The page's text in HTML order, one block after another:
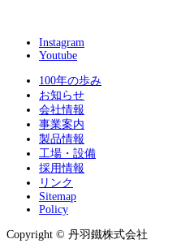
Instagram
Youtube
100年の歩み
お知らせ
会社情報
事業案内
製品情報
工場・設備
採用情報
リンク
Sitemap
Policy
Copyright © 丹羽鐵株式会社